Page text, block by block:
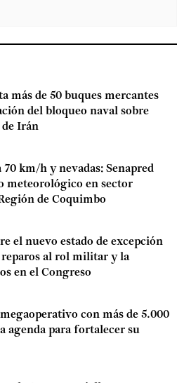
más de 50 buques mercantes
del bloqueo naval sobre
de Irán
70 km/h y nevadas: Senapred
meteorológico en sector
de Coquimbo
el nuevo estado de excepción
reparos al rol militar y la
en el Congreso
con más de 5.000
agenda para fortalecer su